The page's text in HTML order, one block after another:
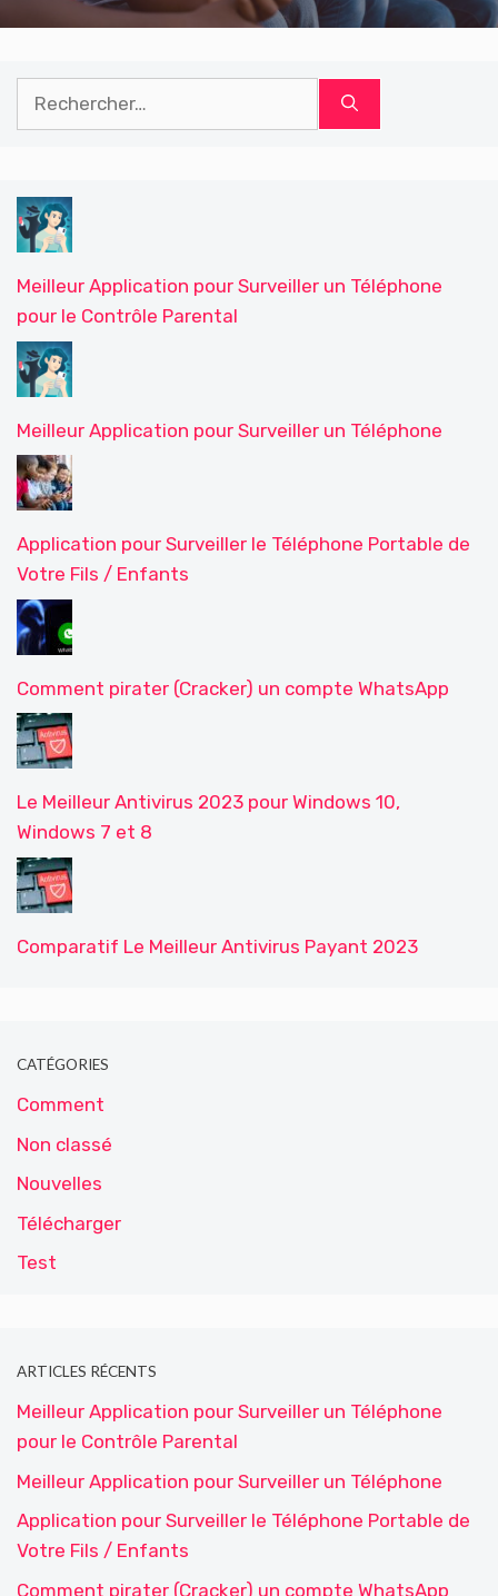
Rechercher :
Meilleur Application pour Surveiller un Téléphone
pour le Contrôle Parental
Meilleur Application pour Surveiller un Téléphone
Application pour Surveiller le Téléphone Portable de
Votre Fils / Enfants
Comment pirater (Cracker) un compte WhatsApp
Le Meilleur Antivirus 2023 pour Windows 10,
Windows 7 et 8
Comparatif Le Meilleur Antivirus Payant 2023
CATÉGORIES
Comment
Non classé
Nouvelles
Télécharger
Test
ARTICLES RÉCENTS
Meilleur Application pour Surveiller un Téléphone
pour le Contrôle Parental
Meilleur Application pour Surveiller un Téléphone
Application pour Surveiller le Téléphone Portable de
Votre Fils / Enfants
Comment pirater (Cracker) un compte WhatsApp